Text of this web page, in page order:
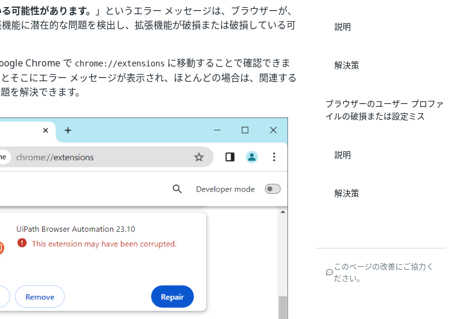
可能性があります。 」というエラー メッセージは、ブラウザーが、
能に潜在的な問題を検出し、拡張機能が破損または破損している可
Chrome で chrome://extensions に移動することで確認できま
そこにエラー メッセージが表示され、ほとんどの場合は、関連する
を解決できます。
説明
解決策
ブラウザーのユーザー プロファ
イルの破損または設定ミス
説明
解決策
このページの改善にご協力く
ださい。